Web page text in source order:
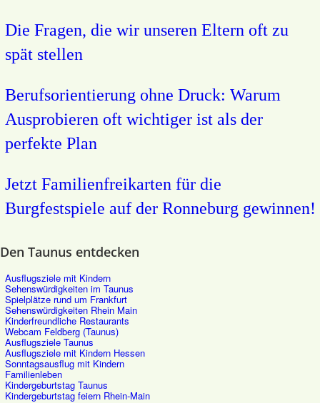
Die Fragen, die wir unseren Eltern oft zu
spät stellen
Berufsorientierung ohne Druck: Warum
Ausprobieren oft wichtiger ist als der
perfekte Plan
Jetzt Familienfreikarten für die
Burgfestspiele auf der Ronneburg gewinnen!
Den Taunus entdecken
Ausflugsziele mit Kindern
Sehenswürdigkeiten im Taunus
Spielplätze rund um Frankfurt
Sehenswürdigkeiten Rhein Main
Kinderfreundliche Restaurants
Webcam Feldberg (Taunus)
Ausflugsziele Taunus
Ausflugsziele mit Kindern Hessen
Sonntagsausflug mit Kindern
Familienleben
Kindergeburtstag Taunus
Kindergeburtstag feiern Rhein-Main